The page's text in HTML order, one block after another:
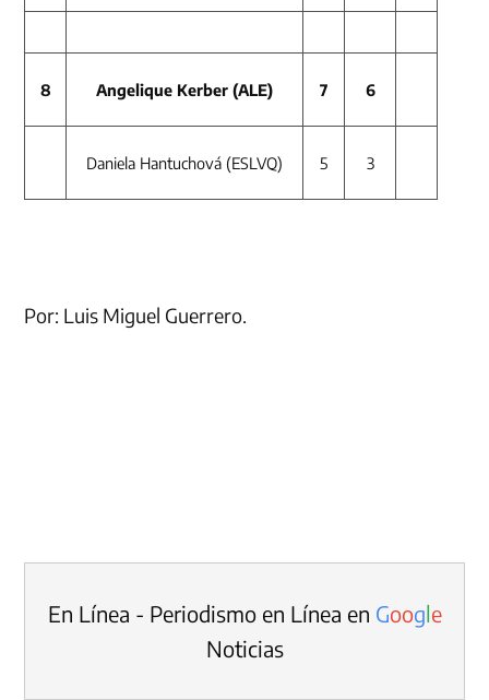
8 Angelique Kerber (ALE) 7 6
Daniela Hantuchová (ESLVQ) 5 3
Por: Luis Miguel Guerrero.
En Línea - Periodismo en Línea en Google
Noticias